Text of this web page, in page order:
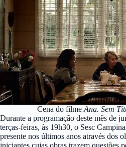
Cena do filme Ana. Sem
Durante a programação deste mês de
terças-feiras, às 19h30, o Sesc
presente nos últimos anos através dos